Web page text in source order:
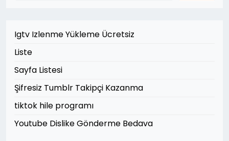
Igtv Izlenme Yükleme Ücretsiz
Liste
Sayfa Listesi
Şifresiz Tumblr Takipçi Kazanma
tiktok hile programı
Youtube Dislike Gönderme Bedava